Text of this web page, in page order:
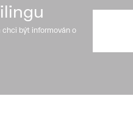
chci být informován o